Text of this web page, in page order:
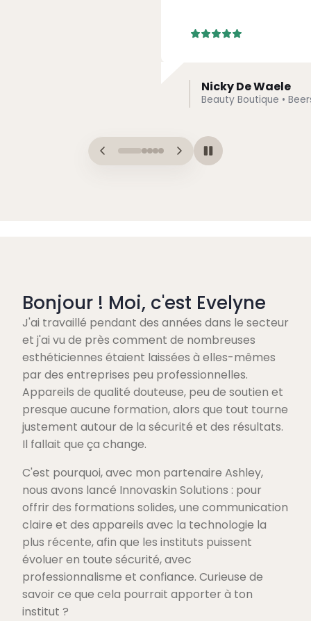
Nicky De Waele
Beauty Boutique •
Bonjour ! Moi, c'est Evelyne
J'ai travaillé pendant des années dans le secteur
et j'ai vu de près comment de nombreuses
esthéticiennes étaient laissées à elles-mêmes
par des entreprises peu professionnelles.
Appareils de qualité douteuse, peu de soutien et
presque aucune formation, alors que tout tourne
justement autour de la sécurité et des résultats.
Il fallait que ça change.
C'est pourquoi, avec mon partenaire Ashley,
nous avons lancé Innovaskin Solutions : pour
offrir des formations solides, une communication
claire et des appareils avec la technologie la
plus récente, afin que les instituts puissent
évoluer en toute sécurité, avec
professionnalisme et confiance. Curieuse de
savoir ce que cela pourrait apporter à ton
institut ?